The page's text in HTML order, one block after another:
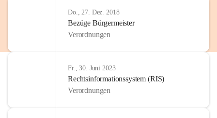
Do., 27. Dez. 2018
Bezüge Bürgermeister
Verordnungen
Fr., 30. Juni 2023
Rechtsinformationssystem (RIS)
Verordnungen